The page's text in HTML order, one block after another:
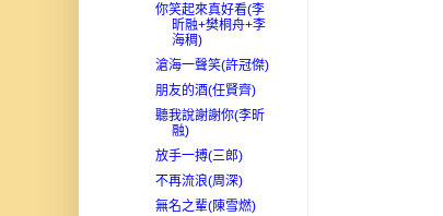
你笑起來真好看(李
昕融+樊桐舟+李
海稠)
滄海一聲笑(許冠傑)
朋友的酒(任賢齊)
聽我說謝謝你(李昕
融)
放手一搏(三郎)
不再流浪(周深)
無名之輩(陳雪燃)